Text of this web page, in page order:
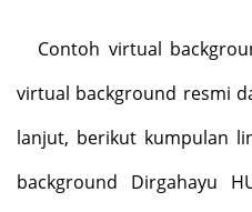
Contoh virtual
virtual background resmi
lanjut, berikut kumpulan
background Dirgahayu